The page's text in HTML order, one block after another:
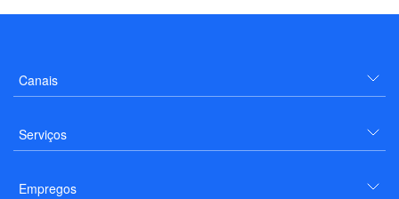
Canais
Serviços
Empregos